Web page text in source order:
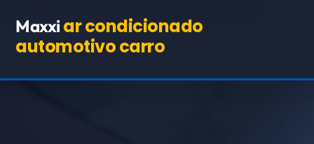
TROCANDO APENAS OS TEXTOS E URLs INDICADOS)
Maxxi ar condicionado
automotivo carro